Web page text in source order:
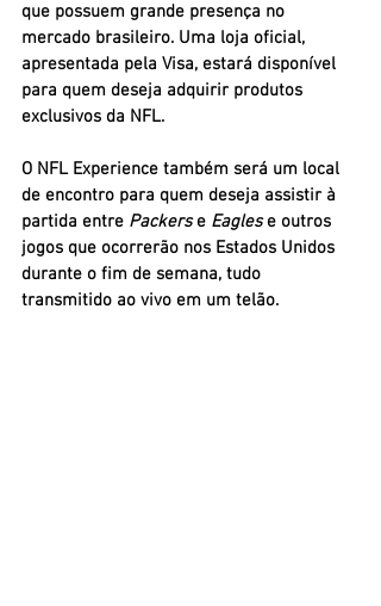
que possuem grande presença no
mercado brasileiro. Uma loja oficial,
apresentada pela Visa, estará disponível
para quem deseja adquirir produtos
exclusivos da NFL.
O NFL Experience também será um local
de encontro para quem deseja assistir à
partida entre Packers e Eagles e outros
jogos que ocorrerão nos Estados Unidos
durante o fim de semana, tudo
transmitido ao vivo em um telão.